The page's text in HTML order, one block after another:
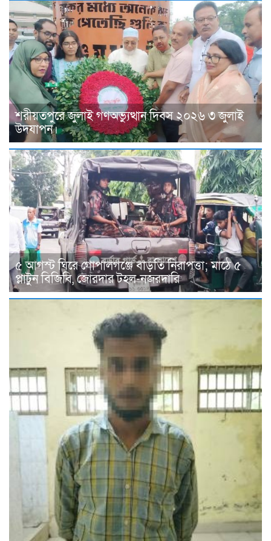
শরীয়তপুরে জুলাই গণঅভ্যুত্থান দিবস ২০২৬ ৩ জুলাই
উদযাপন।
৫ আগস্ট ঘিরে গোপালগঞ্জে বাড়তি নিরাপত্তা; মাঠে ৫
প্লাটুন বিজিবি, জোরদার টহল-নজরদারি